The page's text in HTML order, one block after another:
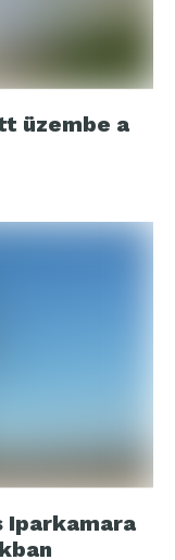
üzembe a
Iparkamara